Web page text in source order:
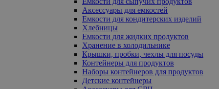
Аксессуары для емкостей
Емкости для кондитерских изделий
Хлебницы
Емкости для жидких продуктов
Хранение в холодильнике
Крышки, пробки, чехлы для посуды
Контейнеры для продуктов
Наборы контейнеров для продуктов
Детские контейнеры